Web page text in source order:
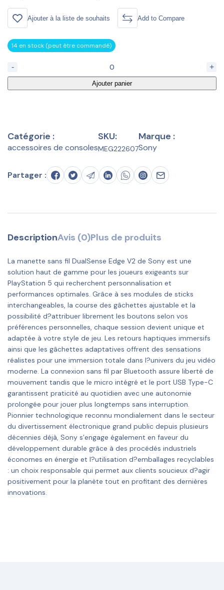
Ajouter à la liste de souhaits Add to Compare
14 en stock (peut être commandé)
- +
Ajouter panier
Catégorie :
accessoires de consoles
SKU:
MEG222607
Marque :
Sony
Partager :
DescriptionAvis (0)Plus de produits
La manette sans fil DualSense Edge V2 de Sony est une
solution haut de gamme pour les joueurs exigeants sur
PlayStation 5 qui recherchent personnalisation et
performances optimales. Grâce à ses modules de sticks
interchangeables, la course des gâchettes ajustable et la
possibilité d?attribuer librement les boutons selon vos
préférences personnelles, chaque session devient unique et
adaptée à votre style de jeu. Les retours haptiques immersifs
ainsi que les gâchettes adaptatives offrent des sensations
réalistes pour une immersion totale dans l?univers du jeu vidéo
moderne. La connexion sans fil par Bluetooth assure liberté de
mouvement tandis que le micro intégré et le port USB Type-C
garantissent praticité au quotidien avec une autonomie
prolongée pour jouer plus longtemps sans interruption.
Pionnier technologique reconnu mondialement dans le secteur
du divertissement électronique grand public depuis plusieurs
décennies déjà, Sony s’engage également en faveur du
développement durable grâce à des procédés industriels
économes en énergie et l?utilisation d?emballages recyclables
: un choix responsable qui permet aux clients soucieux d?agir
positivement pour la planète tout en profitant des dernières
innovations.